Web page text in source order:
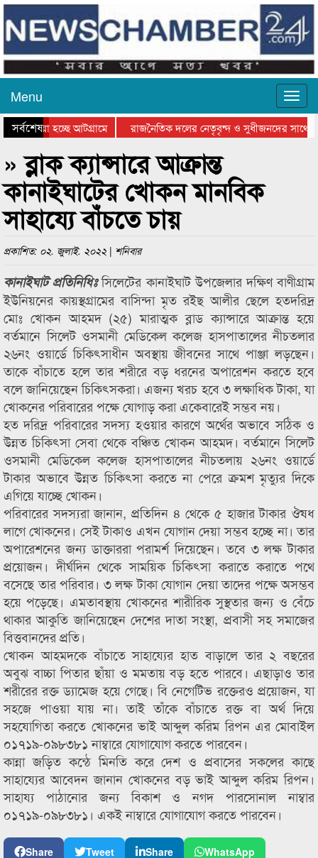
Menu
সর্বশেষ
যাওয়া হচ্ছে আটগ্রামে
রাজনৈতিক দলের নেতৃবৃন্দ ও সুধীজনদের সাথে
» ব্লাক ক্যান্সারে আক্রান্ত
কানাইঘাটের খোকন মানবিক
সাহায্যে বাঁচতে চায়
প্রকাশিত: ০২. জুলাই. ২০২২ | শনিবার
কানাইঘাট প্রতিনিধিঃসিলেটের কানাইঘাট উপজেলার দক্ষিণ বাণীগ্রাম
ইউনিয়নের কায়স্থগ্রামের বাসিন্দা মৃত রইছ আলীর ছেলে হতদরিদ্র
মোঃ খোকন আহমদ (২৫) মারাত্মক ব্লাড ক্যান্সারে আক্রান্ত হয়ে
বর্তমানে সিলেট ওসমানী মেডিকেল কলেজ হাসপাতালের নীচতলার
২৬নং ওয়ার্ডে চিকিৎসাধীন অবস্থায় জীবনের সাথে পাঞ্জা লড়ছেন।
তাকে বাঁচাতে হলে তার শরীরে বড় ধরনের অপারেশন করতে হবে
বলে জানিয়েছেন চিকিৎসকরা। এজন্য খরচ হবে ৩ লক্ষাধিক টাকা, যা
খোকনের পরিবারের পক্ষে যোগাড় করা একেবারেই সম্ভব নয়।
হত দরিদ্র পরিবারের সদস্য হওয়ার কারণে অর্থের অভাবে সঠিক ও
উন্নত চিকিৎসা সেবা থেকে বঞ্চিত খোকন আহমদ। বর্তমানে সিলেট
ওসমানী মেডিকেল কলেজ হাসপাতালের নীচতলায় ২৬নং ওয়ার্ডে
টাকার অভাবে উন্নত চিকিৎসা করতে না পেরে ক্রমশ মৃত্যুর দিকে
এগিয়ে যাচ্ছে খোকন।
পরিবারের সদস্যরা জানান, প্রতিদিন ৪ থেকে ৫ হাজার টাকার ঔষধ
লাগে খোকনের। সেই টাকাও এখন যোগান দেয়া সম্ভব হচ্ছে না। তার
অপারেশনের জন্য ডাক্তাররা পরামর্শ দিয়েছেন। তবে ৩ লক্ষ টাকার
প্রয়োজন। দীর্ঘদিন থেকে সাময়িক চিকিৎসা করাতে করাতে পথে
বসেছে তার পরিবার। ৩ লক্ষ টাকা যোগান দেয়া তাদের পক্ষে অসম্ভব
হয়ে পড়েছে। এমতাবস্থায় খোকনের শারীরিক সুস্থতার জন্য ও বেঁচে
থাকার আকুতি জানিয়েছেন দেশের দাতা সংস্থা, প্রবাসী সহ সমাজের
বিত্তবানদের প্রতি।
খোকন আহমদকে বাঁচাতে সাহায্যের হাত বাড়ালে তার ২ বছরের
অবুঝ বাচ্চা পিতার ছাঁয়া ও মমতায় বড় হতে পারবে। এছাড়াও তার
শরীরের রক্ত ড্যামেজ হয়ে গেছে। বি নেগেটিভ রক্তেরও প্রয়োজন, যা
সহজে পাওয়া যায় না। তাই তাঁকে বাঁচাতে রক্ত বা অর্থ দিয়ে
সহযোগিতা করতে খোকনের ভাই আব্দুল করিম রিপন এর মোবাইল
০১৭১৯-০৯৮৩৮১ নাম্বারে যোগাযোগ করতে পারবেন।
কান্না জড়িত কন্ঠে মিনতি করে দেশ ও প্রবাসের সকলের কাছে
সাহায্যের আবেদন জানান খোকনের বড় ভাই আব্দুল করিম রিপন।
সাহায্য পাঠানোর জন্য বিকাশ ও নগদ পারসোনাল নাম্বার
০১৭১৯-০৯৮৩৮১। একই নাম্বারে যোগাযোগ করতে পারবেন।
Share Tweet Share
WhatsApp